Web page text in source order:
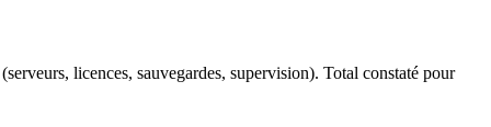
licences, sauvegardes, supervision). Total constaté pour